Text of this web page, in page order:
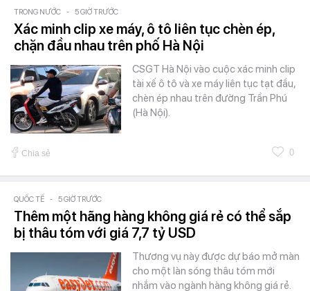
TRONG NƯỚC - 5 GIỜ TRƯỚC
Xác minh clip xe máy, ô tô liên tục chèn ép,
chặn đầu nhau trên phố Hà Nội
CSGT Hà Nội vào cuộc xác minh clip
tài xế ô tô và xe máy liên tục tạt đầu,
chèn ép nhau trên đường Trần Phú
(Hà Nội).
Chia sẻ 0
QUỐC TẾ - 5 GIỜ TRƯỚC
Thêm một hãng hàng không giá rẻ có thể sắp
bị thâu tóm với giá 7,7 tỷ USD
Thương vụ này được dự báo mở màn
cho một làn sóng thâu tóm mới
nhắm vào ngành hàng không giá rẻ.